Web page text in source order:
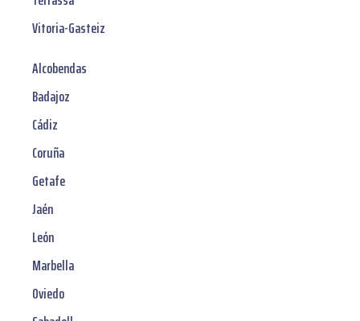
Vitoria-Gasteiz
Alcobendas
Badajoz
Cádiz
Coruña
Getafe
Jaén
León
Marbella
Oviedo